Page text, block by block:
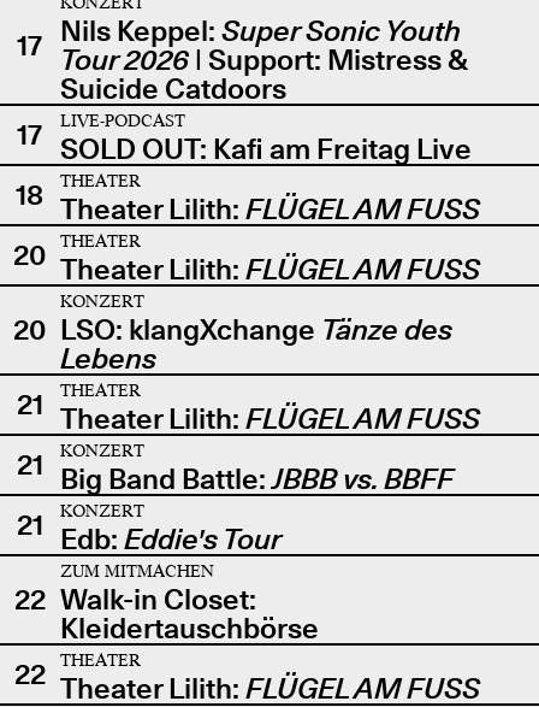
17 Nils Keppel: Super Sonic Youth
Tour 2026| Support: Mistress &
Suicide Catdoors
17
LIVE-PODCAST
SOLD OUT: Kafi am Freitag Live
18
THEATER
Theater Lilith: FLÜGEL AM FUSS
20
THEATER
Theater Lilith: FLÜGEL AM FUSS
20
KONZERT
LSO: klangXchange Tänze des
Lebens
21
THEATER
Theater Lilith: FLÜGEL AM FUSS
21
KONZERT
Big Band Battle:JBBB vs. BBFF
21
KONZERT
Edb: Eddie's Tour
22
ZUM MITMACHEN
Walk-in Closet:
Kleidertauschbörse
22
THEATER
Theater Lilith: FLÜGEL AM FUSS